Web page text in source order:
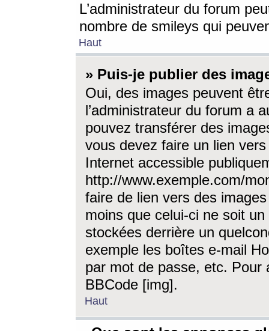
L’administrateur du forum
nombre de smileys qui
Haut
» Puis-je publier des
Oui, des images peuvent
l’administrateur du forum a
pouvez transférer des
vous devez faire un lien
Internet accessible
http://www.exemple.com/
faire de lien vers des
moins que celui-ci ne soit
stockées derrière un
exemple les boîtes e-mail
par mot de passe, etc. Pour
BBCode [img].
Haut